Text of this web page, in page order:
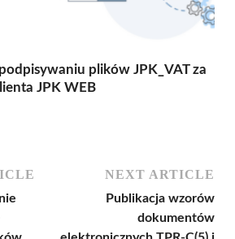
plików JPK_VAT za
JPK WEB
NEXT ARTICLE
Publikacja wzorów
dokumentów